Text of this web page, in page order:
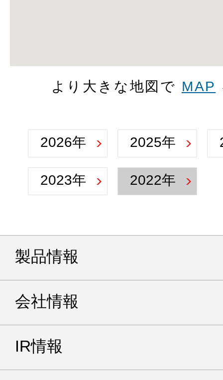
より大きな地図で MAP
2026年 2025年
2023年 2022年
製品情報
会社情報
IR情報